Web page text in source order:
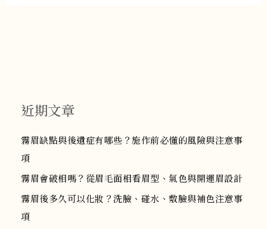
近期文章
霧眉缺點與後遺症有哪些？施作前必懂的風險與注意事
項
霧眉會破相嗎？從眉毛面相看眉型、氣色與開運眉設計
霧眉後多久可以化妝？洗臉、碰水、敷臉與補色注意事
項